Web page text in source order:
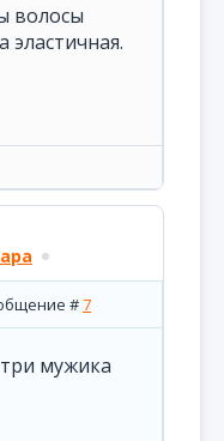
волосы
#7
мужика